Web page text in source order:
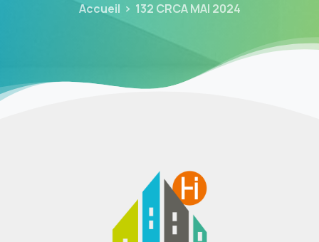
Accueil 132 CRCA MAI 2024